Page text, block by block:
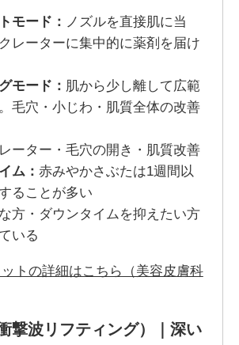
モード： ノズルを直接肌に当
レーターに集中的に薬剤を届け
モード： 肌から少し離して広範
毛穴・小じわ・肌質全体の改善
ーター・毛穴の開き・肌質改善
ム： 赤みやかさぶたは1週間以
ることが多い
方・ダウンタイムを抑えたい方
いる
トの詳細はこちら（美容皮膚科
撃波リフティング）｜深い